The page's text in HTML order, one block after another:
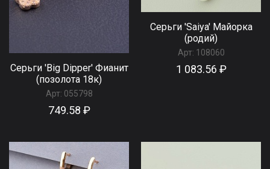
Серьги 'Big Dipper' Фианит
(позолота 18к)
Арт: 055798
749.58 ₽
Серьги 'Saiya' Майорка
(родий)
Арт: 108060
1 083.56 ₽